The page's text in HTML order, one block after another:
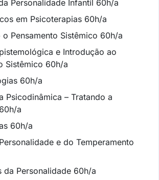
Personalidade Infantil 60h/a
em Psicoterapias 60h/a
Pensamento Sistêmico 60h/a
e Introdução ao
Sistêmico 60h/a
60h/a
Psicodinâmica – Tratando a
a
60h/a
e do Temperamento
da Personalidade 60h/a